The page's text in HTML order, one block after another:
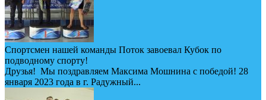
Спортсмен нашей команды Поток завоевал Кубок по
подводному спорту!
Друзья! Мы поздравляем Максима Мошнина с победой! 28
января 2023 года в г. Радужный...